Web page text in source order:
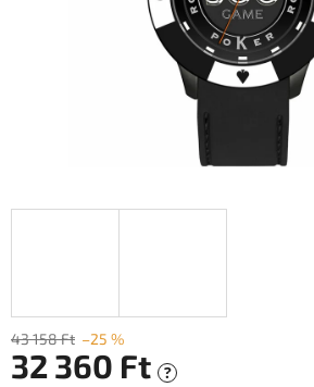
43 158 Ft –25 %
32 360 Ft ?